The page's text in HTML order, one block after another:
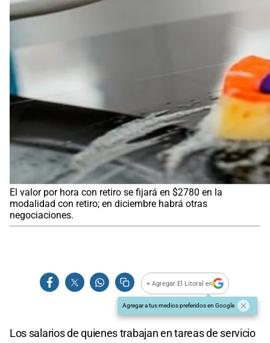
El valor por hora con retiro se fijará en $2780 en la
modalidad con retiro; en diciembre habrá otras
negociaciones.
+ Agregar El Litoral en
Agregar a tus medios preferidos en Google
Los salarios de quienes trabajan en tareas de servicio